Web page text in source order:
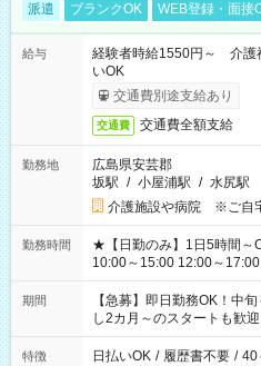
派遣 ブランクOK WEB登録・面接
給与
経験者時給1550円～ 介
いOK
交通費別途支給あり
交通費 交通費全額支給
勤務地
広島県安芸郡
坂駅 / 小屋浦駅 / 水尻駅
介護施設や病院 ※ご自
勤務時間
★【日勤のみ】1日5時間～OK！ ≪シフト例≫ 9:00
10:00～15:00 12:00～
期間
【急募】即日勤務OK！
し2カ月～のスタートも歓迎
特徴 日払いOK / 履歴書不要 / 40